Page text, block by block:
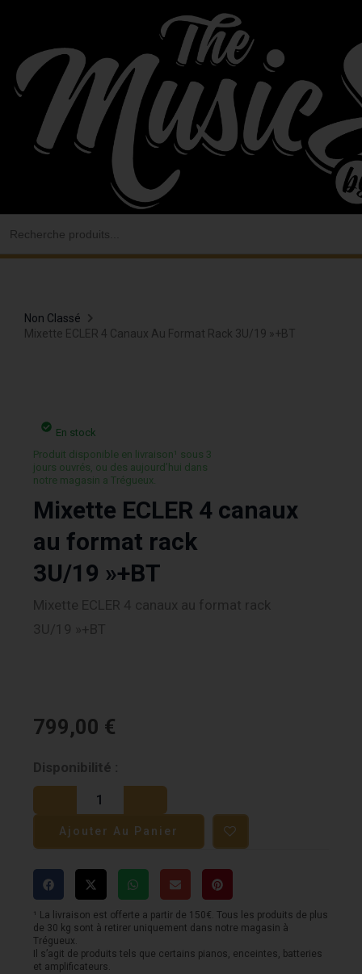
contenu
Non Classé
Mixette ECLER 4 Canaux Au Format Rack 3U/19 »+BT
En stock
Produit disponible en livraison¹ sous 3
jours ouvrés, ou des aujourd’hui dans
notre magasin a Trégueux.
Mixette ECLER 4 canaux
au format rack
3U/19 »+BT
Mixette ECLER 4 canaux au format rack
3U/19 »+BT
799,00 €
Disponibilité :
quantité
de
Mixette
ECLER
canaux
au
format
rack
Ajouter Au Panier
¹ La livraison est offerte a partir de 150€. Tous les produits de plus
de 30 kg sont à retirer uniquement dans notre magasin à
Trégueux.
Il s’agit de produits tels que certains pianos, enceintes, batteries
et amplificateurs.